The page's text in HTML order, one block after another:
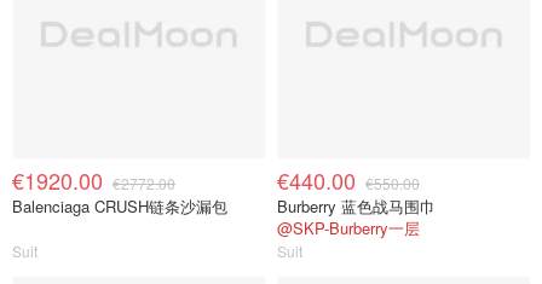
€1920.00 €2772.00
Balenciaga CRUSH链条沙漏包
Suit
€440.00 €550.00
Burberry 蓝色战马围巾
@SKP-Burberry一层
Suit